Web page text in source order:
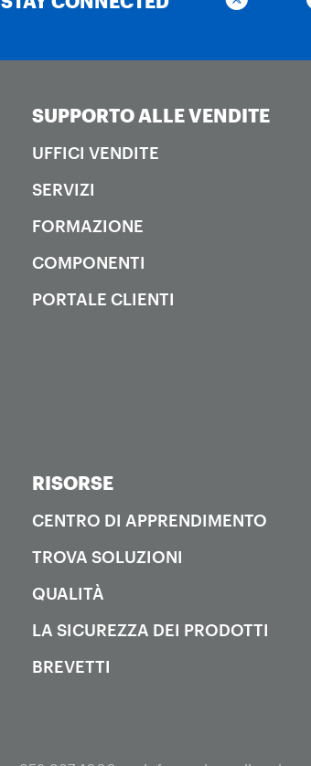
SUPPORTO ALLE VENDITE
UFFICI VENDITE
SERVIZI
FORMAZIONE
COMPONENTI
PORTALE CLIENTI
RISORSE
CENTRO DI APPRENDIMENTO
TROVA SOLUZIONI
QUALITÀ
LA SICUREZZA DEI PRODOTTI
BREVETTI